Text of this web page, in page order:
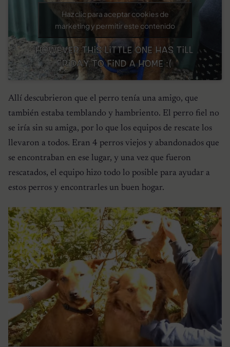
Haz clic para aceptar cookies de
marketing y permitir este contenido
Allí descubrieron que el perro tenía una amigo, que
también estaba temblando y hambriento. El perro fiel no
se iría sin su amiga, por lo que los equipos de rescate los
llevaron a todos. Eran 4 perros viejos y abandonados que
se encontraban en ese lugar, y una vez que fueron
rescatados, el equipo hizo todo lo posible para ayudar a
estos perros y encontrarles un buen hogar.